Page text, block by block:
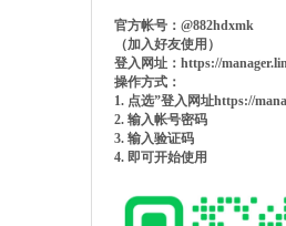
官方帐号：@882hdxmk
（加入好友使用）
登入网址：https://
操作方式：
1. 点选”登入网址https://
2. 输入帐号密码
3. 输入验证码
4. 即可开始使用